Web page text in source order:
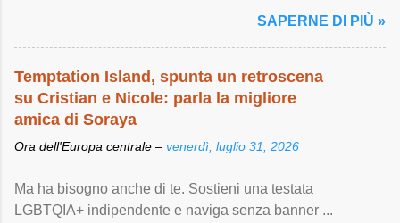
SAPERNE DI PIÙ »
Temptation Island, spunta un retroscena
su Cristian e Nicole: parla la migliore
amica di Soraya
Ora dell'Europa centrale – venerdì, luglio 31, 2026
Ma ha bisogno anche di te. Sostieni una testata
LGBTQIA+ indipendente e naviga senza banner ...